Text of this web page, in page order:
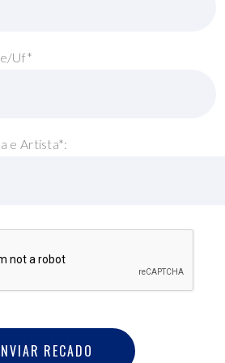
Uf*
e Artista*:
NVI A R RECA DO
RECADO